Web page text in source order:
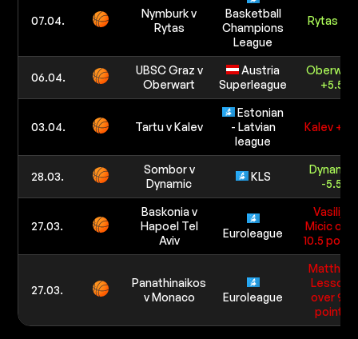
07.04.
Nymburk v
Rytas
Basketball
Champions
League
Rytas ML
06.04.
UBSC Graz v
Oberwart
Austria
Superleague
Oberwart
+5.5
03.04. Tartu v Kalev
Estonian
- Latvian
league
Kalev
28.03.
Sombor v
Dynamic
KLS
Dynamic
-5.5
27.03.
Baskonia v
Hapoel Tel
Aviv
Euroleague
Vasilije
Micic over
10.5
27.03.
Panathinaikos
v Monaco
Euroleague
Matthias
Lessort
over 9.5
points